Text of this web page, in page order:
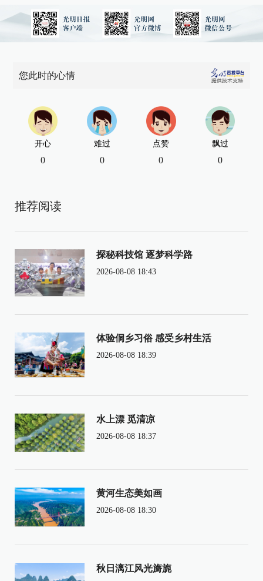
您此时的心情
开心
0
难过
0
点赞
0
飘过
0
推荐阅读
探秘科技馆 逐梦科学路
2026-08-08 18:43
体验侗乡习俗 感受乡村生活
2026-08-08 18:39
水上漂 觅清凉
2026-08-08 18:37
黄河生态美如画
2026-08-08 18:30
秋日漓江风光旖旎